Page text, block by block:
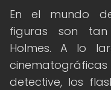
En el mundo
figuras son tan
Holmes. A lo
detective, los